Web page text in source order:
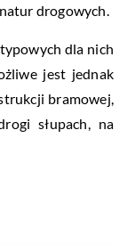
drogowych.
dla nich
jest jednak
bramowej,
słupach, na